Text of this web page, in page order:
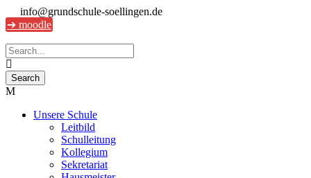
info@grundschule-soellingen.de
➔ moodle
Unsere Schule
Leitbild
Schulleitung
Kollegium
Sekretariat